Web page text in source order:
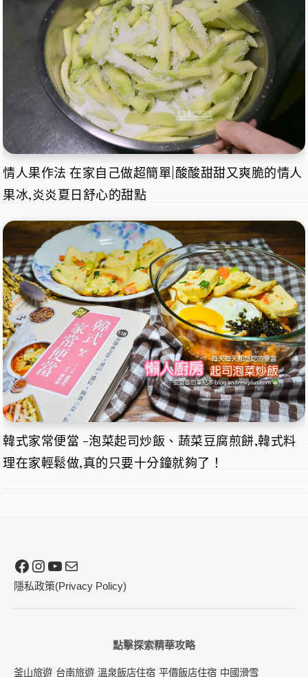
情人果作法 在家自己做超簡單|酸酸甜甜又爽脆的情人
果冰,炎炎夏日舒心的甜點
韓式家常便當 -泡菜起司炒飯、蔬菜豆腐煎餅,韓式料
理在家輕鬆做,真的只要十分鐘就夠了！
Facebook
Instagram
YouTube電子郵件
隱私政策(Privacy Policy)
點擊探索精華攻略
釜山旅遊 台南旅遊 溫泉飯店住宿 平價飯店住宿 中國滑雪